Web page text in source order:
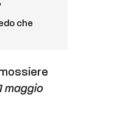
che
maggio